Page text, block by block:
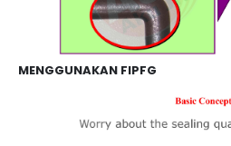
MENGGUNAKAN FIPFG